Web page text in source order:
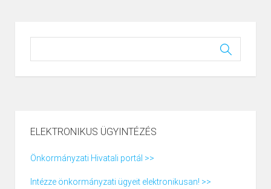
ELEKTRONIKUS ÜGYINTÉZÉS
Önkormányzati Hivatali portál >>
Intézze önkormányzati ügyeit elektronikusan! >>